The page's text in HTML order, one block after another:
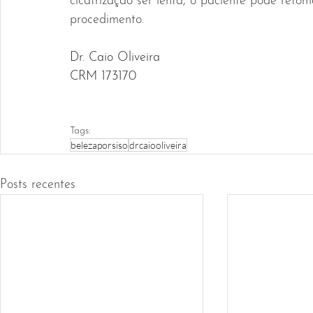
procedimento.
Dr. Caio Oliveira
CRM 173170
Tags:
belezaporsisodrcaiooliveira
Posts recentes